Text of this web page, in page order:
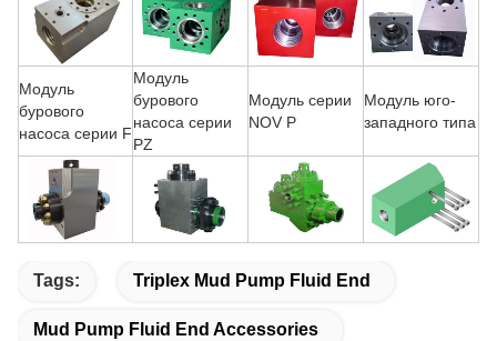
Модуль
бурового
насоса серии F
Модуль
бурового
насоса серии
PZ
Модуль серии
NOV P
Модуль юго-
западного типа
Tags: Triplex Mud Pump Fluid End
Mud Pump Fluid End Accessories